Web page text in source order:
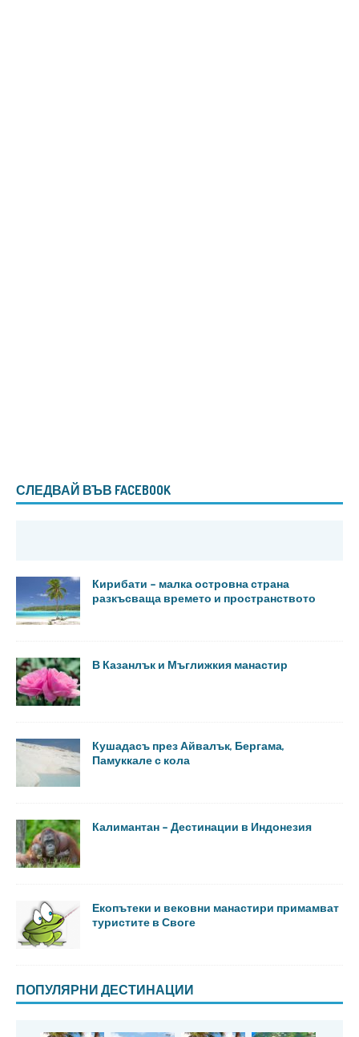
СЛЕДВАЙ ВЪВ FACEBOOK
Кирибати – малка островна страна
разкъсваща времето и пространството
В Казанлък и Мъглижкия манастир
Кушадасъ през Айвалък, Бергама,
Памуккале с кола
Калимантан – Дестинации в Индонезия
Екопътеки и вековни манастири примамват
туристите в Своге
ПОПУЛЯРНИ ДЕСТИНАЦИИ